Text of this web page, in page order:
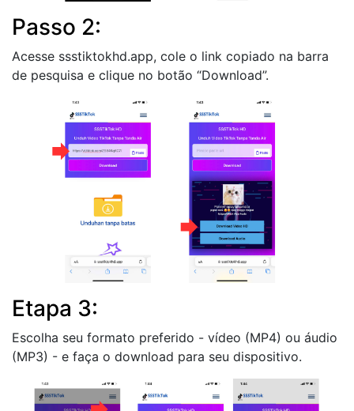
Passo 2:
Acesse ssstiktokhd.app, cole o link copiado na barra
de pesquisa e clique no botão “Download”.
Etapa 3:
Escolha seu formato preferido - vídeo (MP4) ou áudio
(MP3) - e faça o download para seu dispositivo.